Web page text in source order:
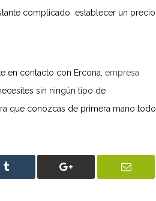
complicado establecer un precio
en contacto con Ercona, empresa
sin ningún tipo de
que conozcas de primera mano todo